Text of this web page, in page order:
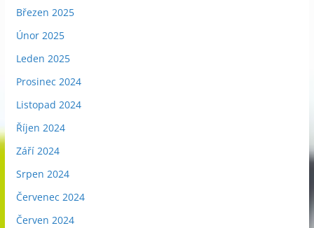
Březen 2025
Únor 2025
Leden 2025
Prosinec 2024
Listopad 2024
Říjen 2024
Září 2024
Srpen 2024
Červenec 2024
Červen 2024